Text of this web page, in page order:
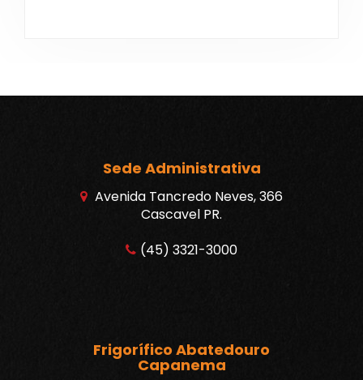
Sede Administrativa
Avenida Tancredo Neves, 366
Cascavel PR.
(45) 3321-3000
Frigorífico Abatedouro
Capanema